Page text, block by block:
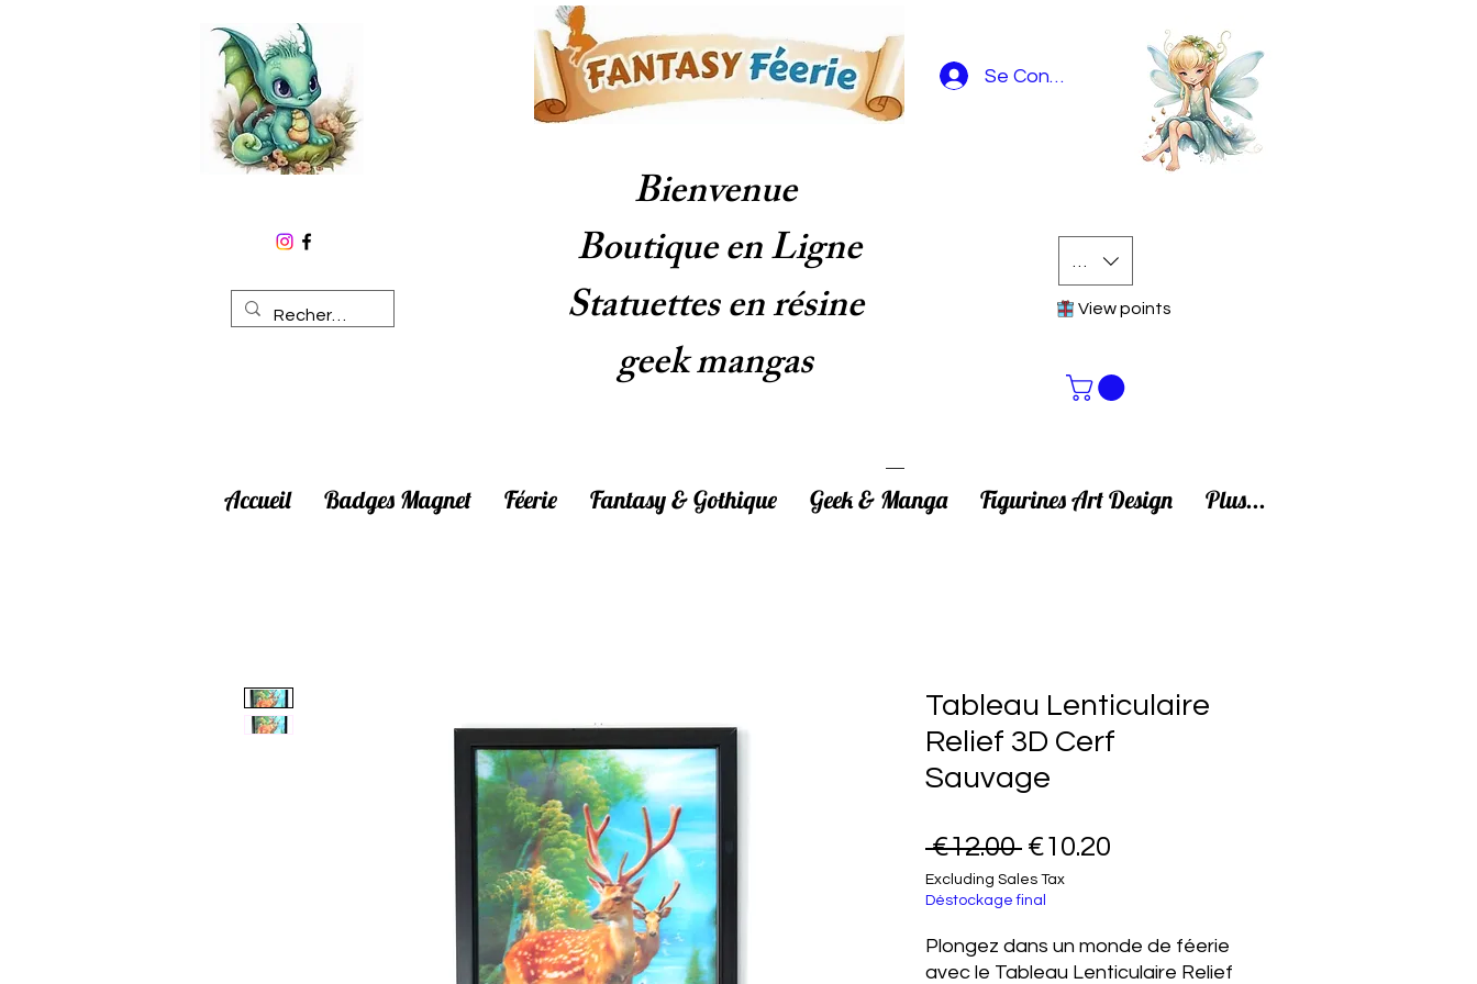
Se Connecter
EUR (€)
View points
Bienvenue
Boutique en Ligne
Statuettes en résine
geek mangas
Accueil Badges Magnet Féerie Fantasy & Gothique Geek & Manga Figurines Art Design Plus...
Tableau Lenticulaire
Relief 3D Cerf
Sauvage
€12.00 Regular Price
€10.20
Excluding Sales Tax
Déstockage final
Plongez dans un monde de féerie
avec le Tableau Lenticulaire Relief